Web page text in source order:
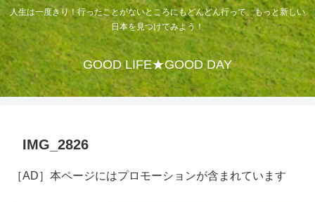
人生は一度きり！行ったことがないところにもどんどん行って、もっと新しい
日本を見つけてみよう！
GOOD LIFE★GOOD DAY
IMG_2826
［AD］本ページにはプロモーションが含まれています